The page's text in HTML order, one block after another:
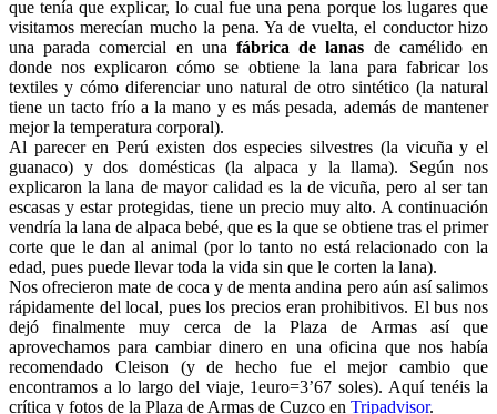
que tenía que explicar, lo cual fue una pena porque los lugares que
visitamos merecían mucho la pena. Ya de vuelta, el conductor hizo
una parada comercial en una fábrica de lanas de camélido en
donde nos explicaron cómo se obtiene la lana para fabricar los
textiles y cómo diferenciar uno natural de otro sintético (la natural
tiene un tacto frío a la mano y es más pesada, además de mantener
mejor la temperatura corporal).
Al parecer en Perú existen dos especies silvestres (la vicuña y el
guanaco) y dos domésticas (la alpaca y la llama). Según nos
explicaron la lana de mayor calidad es la de vicuña, pero al ser tan
escasas y estar protegidas, tiene un precio muy alto. A continuación
vendría la lana de alpaca bebé, que es la que se obtiene tras el primer
corte que le dan al animal (por lo tanto no está relacionado con la
edad, pues puede llevar toda la vida sin que le corten la lana).
Nos ofrecieron mate de coca y de menta andina pero aún así salimos
rápidamente del local, pues los precios eran prohibitivos. El bus nos
dejó finalmente muy cerca de la Plaza de Armas así que
aprovechamos para cambiar dinero en una oficina que nos había
recomendado Cleison (y de hecho fue el mejor cambio que
encontramos a lo largo del viaje, 1euro=3’67 soles). Aquí tenéis la
crítica y fotos de la Plaza de Armas de Cuzco en Tripadvisor.